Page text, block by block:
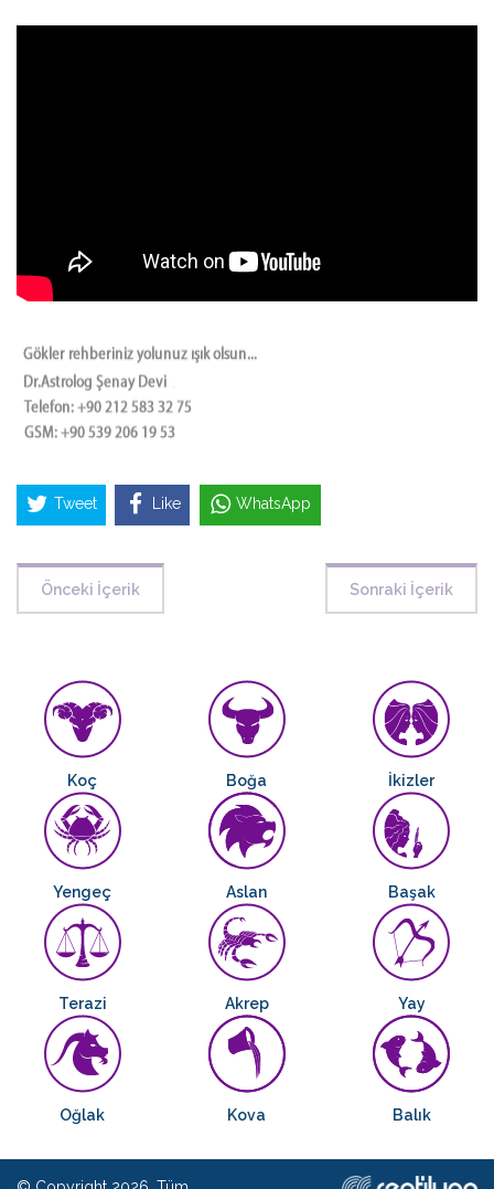
Tweet Like WhatsApp
Önceki İçerik Sonraki İçerik
Koç Boğa İkizler
Yengeç Aslan Başak
Terazi Akrep Yay
Oğlak Kova Balık